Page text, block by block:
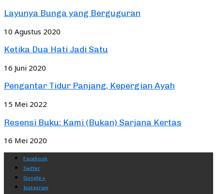
Layunya Bunga yang Berguguran
10 Agustus 2020
Ketika Dua Hati Jadi Satu
16 Juni 2020
Pengantar Tidur Panjang, Kepergian Ayah
15 Mei 2022
Resensi Buku: Kami (Bukan) Sarjana Kertas
16 Mei 2020
Facebook
Twitter
Google +
Instagram